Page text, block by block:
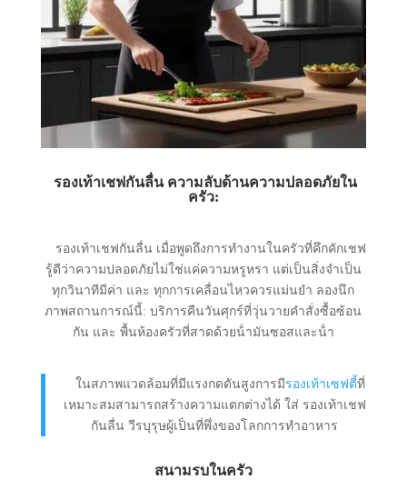
รองเท้าเชฟกันลื่น ความลับด้านความปลอดภัยใน
ครัว:
รองเท้าเชฟกันลื่น เมื่อพูดถึงการทํางานในครัวที่คึกคักเชฟ
รู้ดีว่าความปลอดภัยไม่ใช่แค่ความหรูหรา แต่เป็นสิ่งจําเป็น
ทุกวินาทีมีค่า และ ทุกการเคลื่อนไหวควรแม่นยํา ลองนึก
ภาพสถานการณ์นี้: บริการคืนวันศุกร์ที่วุ่นวายคําสั่งซื้อซ้อน
กัน และ พื้นห้องครัวที่สาดด้วยน้ํามันซอสและน้ํา
ในสภาพแวดล้อมที่มีแรงกดดันสูงการมีรองเท้าเซฟตี้ที่
เหมาะสมสามารถสร้างความแตกต่างได้ ใส่ รองเท้าเชฟ
กันลื่น วีรบุรุษผู้เป็นที่พึ่งของโลกการทําอาหาร
สนามรบในครัว